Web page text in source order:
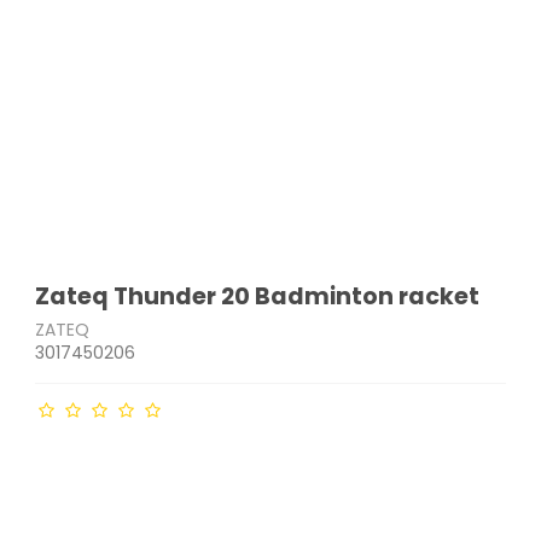
Zateq Thunder 20 Badminton racket
ZATEQ
3017450206